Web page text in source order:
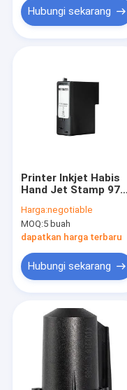
Hubungi sekarang
Printer Inkjet Habis
Hand Jet Stamp 970
Harga:negotiable
MOQ:5 buah
dapatkan harga terbaru
Hubungi sekarang